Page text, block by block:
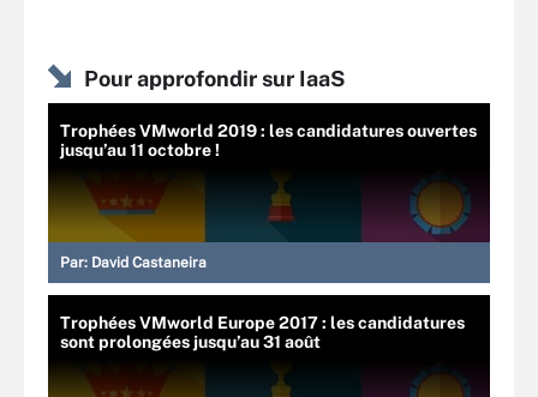
Pour approfondir sur IaaS
Trophées VMworld 2019 : les candidatures ouvertes
jusqu’au 11 octobre !
Par: David Castaneira
Trophées VMworld Europe 2017 : les candidatures
sont prolongées jusqu’au 31 août